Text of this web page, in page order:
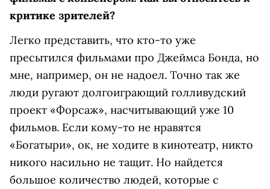
критике зрителей?
Легко представить, что кто-то уже
пресытился фильмами про Джеймса Бонда, но
мне, например, он не надоел. Точно так же
люди ругают долгоиграющий голливудский
проект «Форсаж», насчитывающий уже 10
фильмов. Если кому-то не нравятся
«Богатыри», ок, не ходите в кинотеатр, никто
никого насильно не тащит. Но найдется
большое количество людей, которые с